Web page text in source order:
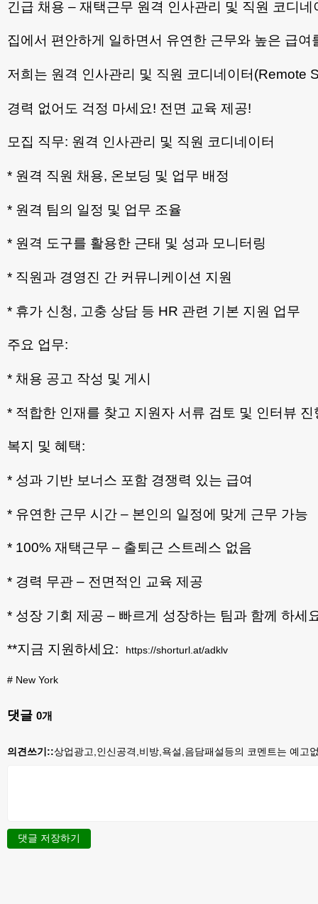
긴급 채용 – 재택근무 원격 인사관리 및 직원 코디네
집에서 편안하게 일하면서 유연한 근무와 높은 급여
저희는 원격 인사관리 및 직원 코디네이터(Remote
경력 없어도 걱정 마세요! 전면 교육 제공!
모집 직무: 원격 인사관리 및 직원 코디네이터
* 원격 직원 채용, 온보딩 및 업무 배정
* 원격 팀의 일정 및 업무 조율
* 원격 도구를 활용한 근태 및 성과 모니터링
* 직원과 경영진 간 커뮤니케이션 지원
* 휴가 신청, 고충 상담 등 HR 관련 기본 지원 업무
주요 업무:
* 채용 공고 작성 및 게시
* 적합한 인재를 찾고 지원자 서류 검토 및 인터뷰 진
복지 및 혜택:
* 성과 기반 보너스 포함 경쟁력 있는 급여
* 유연한 근무 시간 – 본인의 일정에 맞게 근무 가능
* 100% 재택근무 – 출퇴근 스트레스 없음
* 경력 무관 – 전면적인 교육 제공
* 성장 기회 제공 – 빠르게 성장하는 팀과 함께 하세
**지금 지원하세요: https://shorturl.at/adklv
# New York
댓글 0개
의견쓰기::상업광고,인신공격,비방,욕설,음담패설등의 코멘트는 예고
댓글 저장하기